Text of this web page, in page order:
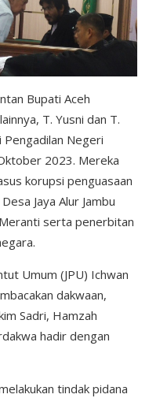
Bupati Aceh
T. Yusni dan T.
Pengadilan Negeri
2023. Mereka
korupsi penguasaan
Jaya Alur Jambu
serta penerbitan
Umum (JPU) Ichwan
dakwaan,
Sadri, Hamzah
hadir dengan
tindak pidana